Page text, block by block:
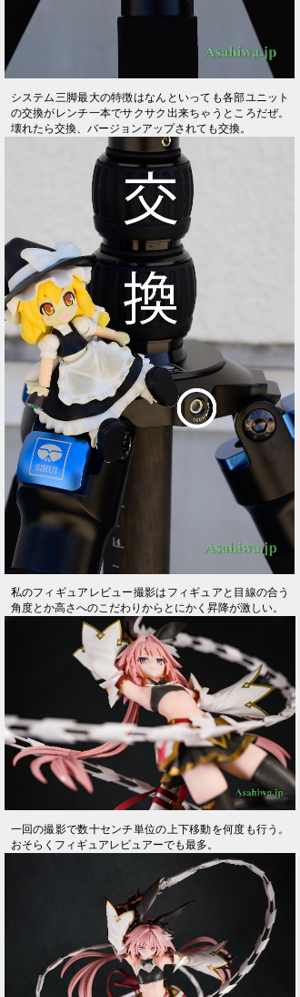
システム三脚最大の特徴はなんといっても各部ユニット
の交換がレンチ一本でサクサク出来ちゃうところだぜ。
壊れたら交換、バージョンアップされても交換。
私のフィギュアレビュー撮影はフィギュアと目線の合う
角度とか高さへのこだわりからとにかく昇降が激しい。
一回の撮影で数十センチ単位の上下移動を何度も行う。
おそらくフィギュアレビュアーでも最多。